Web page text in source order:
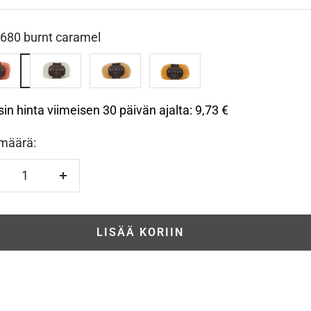
680 burnt caramel
693
mint
695
ochre
696
mineral
hinta viimeisen 30 päivän ajalta: 9,73 €
LISÄÄ KORIIN